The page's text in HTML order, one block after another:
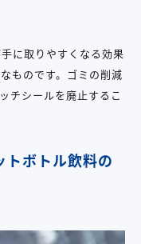
に取りやすくなる効果
ものです。ゴミの削減
チシールを廃止するこ
ボトル飲料の